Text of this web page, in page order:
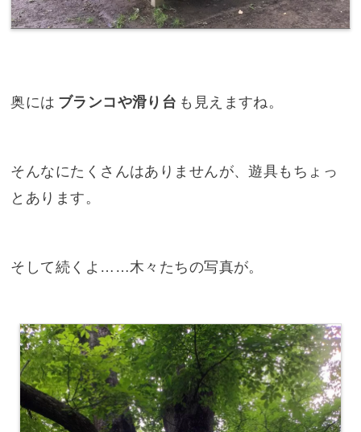
奥には ブランコや滑り台 も見えますね。
そんなにたくさんはありませんが、遊具もちょっ
とあります。
そして続くよ……木々たちの写真が。